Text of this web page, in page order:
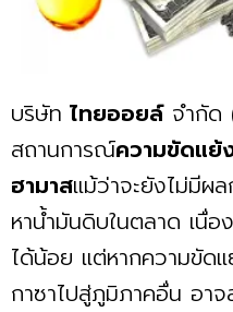
บริษัท ไทยออยล์จำกัด
สถานการณ์ความขัดแย้
ฮามาสแม้ว่าจะยังไม่มีผ
หานํ้ามันดิบในตลาด เนื่
ได้น้อย แต่หากความขัด
กาซาไปสู่ภูมิภาคอื่น อา